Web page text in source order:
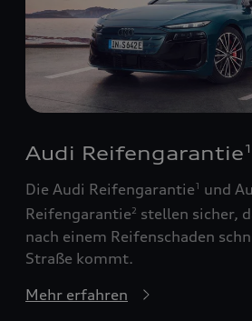
Audi Reifengarantie 1
Die Audi Reifengarantie1
und
Reifengarantie2 stellen sicher,
nach einem Reifenschaden
Straße kommt.
Mehr erfahren